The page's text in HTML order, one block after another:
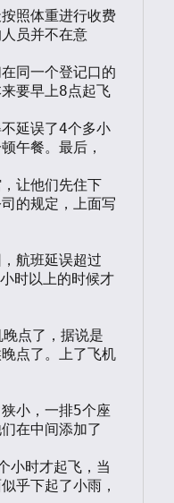
照体重进行收费
员并不在意
同一个登记口的
要早上8点起飞
延误了4个多小
午餐。最后，
让他们先住下
的规定，上面写
航班延误超过
时以上的时候才
点了，据说是
点了。上了飞机
小，一排5个座
在中间添加了
小时才起飞，当
乎下起了小雨，